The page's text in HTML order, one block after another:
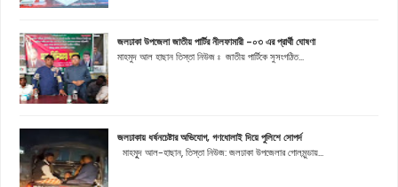
জলঢাকা উপজেলা জাতীয় পার্টির নীলফামারী -০৩ এর প্রার্থী ঘোষণা
মাহমুদ আল হাছান তিস্তা নিউজ ঃ জাতীয় পার্টিকে সুসংগঠিত...
জলঢাকায় ধর্ষনচেষ্টার অভিযোগ, গণধোলাই দিয়ে পুলিশে সোপর্দ
মাহমুূদ আল-হাছান, তিস্তা নিউজ: জলঢাকা উপজেলার গোলমুন্ডায়...